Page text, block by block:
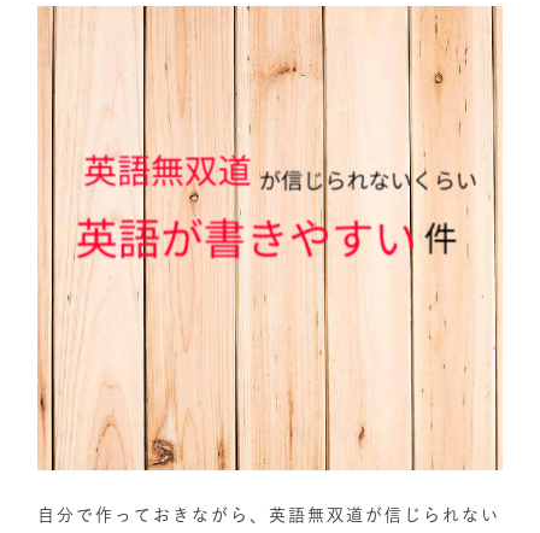
自分で作っておきながら、英語無双道が信じられない